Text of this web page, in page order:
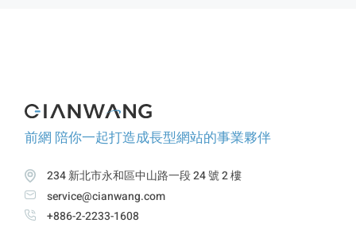
前網 陪你一起打造成長型網站的事業夥伴
234 新北市永和區中山路一段 24 號 2 樓
service@cianwang.com
+886-2-2233-1608